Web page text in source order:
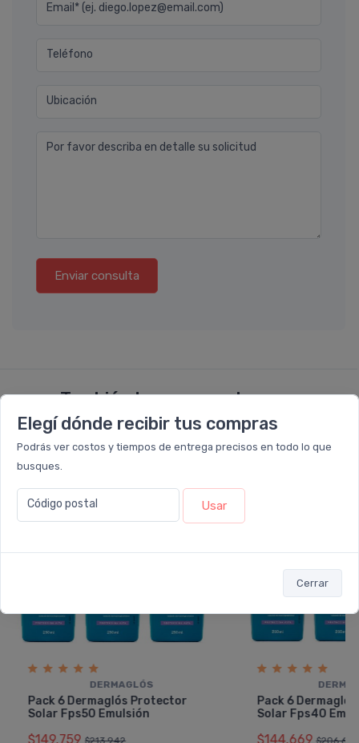
Elegí dónde recibir tus compras
Podrás ver costos y tiempos de entrega precisos en todo lo que
busques.
Código postal Usar
Cerrar
Email* (ej. diego.lopez@email.com)
Teléfono
Ubicación
Por favor describa en detalle su solicitud
Enviar consulta
También te recomendamos...
30%OFF
PACK x6u.
DERMAGLÓS
Pack 6 Dermaglós Protector
Solar Fps50 Emulsión
$149.759 $213.942
30%OFF
Pack 6
Solar Fps40
$144.669 $206.670